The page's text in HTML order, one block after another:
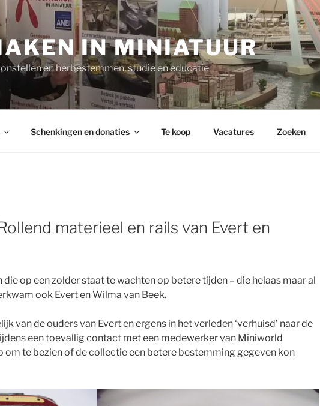
IN MINIATUUR
en herbestemmen, studie en educatie
Schenkingen en donaties Te koop Vacatures Zoeken
materieel en rails van Evert en
op een zolder staat te wachten op betere tijden – die helaas maar al
ook Evert en Wilma van Beek.
van de ouders van Evert en ergens in het verleden ‘verhuisd’ naar de
een toevallig contact met een medewerker van Miniworld
om te bezien of de collectie een betere bestemming gegeven kon